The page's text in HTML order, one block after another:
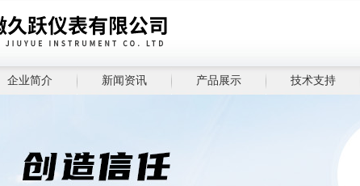
企业简介 新闻资讯 产品展示 技术支持